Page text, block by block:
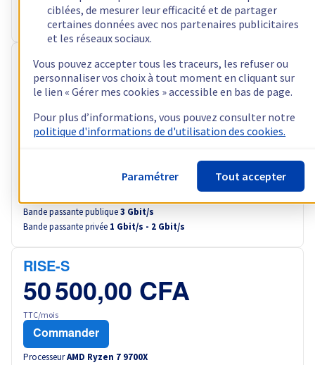
Stockage 2 x 960 Go
Bande passante publique3 Gbit/s
RISE-3 Frais d'installation offerts
71 500,00 CFA
Configurer
Bande passante publique3 Gbit/s
Bande passante privée 1 Gbit/s - 2 Gbit/s
RISE-S
50 500,00 CFA
TTC/mois
Commander
ProcesseurAMD Ryzen 7 9700X
ciblées, de mesurer leur efficacité et de partager
certaines données avec nos partenaires publicitaires
et les réseaux sociaux.
Vous pouvez accepter tous les traceurs, les refuser ou
personnaliser vos choix à tout moment en cliquant sur
le lien « Gérer mes cookies » accessible en bas de page.
Pour plus d’informations, vous pouvez consulter notre
politique d'informations de d'utilisation des cookies.
Paramétrer Tout accepter